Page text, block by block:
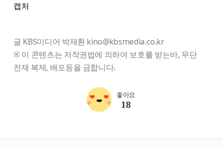
캡처
글 KBS미디어 박재환 kino@kbsmedia.co.kr
※ 이 콘텐츠는 저작권법에 의하여 보호를 받는바, 무단
전재 복제, 배포등을 금합니다.
좋아요
18